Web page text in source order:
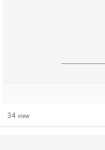
34 view